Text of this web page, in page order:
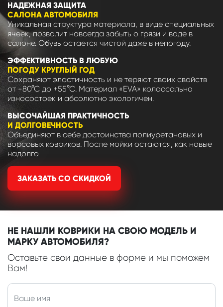
НАДЕЖНАЯ ЗАЩИТА
САЛОНА АВТОМОБИЛЯ
Уникальная структура материала, в виде специальных
ячеек, позволит навсегда забыть о грязи и воде в
салоне. Обувь остается чистой даже в непогоду.
ЭФФЕКТИВНОСТЬ В ЛЮБУЮ
ПОГОДУ КРУГЛЫЙ ГОД
Сохраняют эластичность и не теряют своих свойств
от -80°С до +55°С. Материал «EVA» колоссально
износостоек и абсолютно экологичен.
ВЫСОЧАЙШАЯ ПРАКТИЧНОСТЬ
И ДОЛГОВЕЧНОСТЬ
Объединяют в себе достоинства полиуретановых и
ворсовых ковриков. После мойки остаются, как новые
надолго
ЗАКАЗАТЬ СО СКИДКОЙ
НЕ НАШЛИ КОВРИКИ НА СВОЮ МОДЕЛЬ И
МАРКУ АВТОМОБИЛЯ?
Оставьте свои данные в форме и мы поможем
Вам!